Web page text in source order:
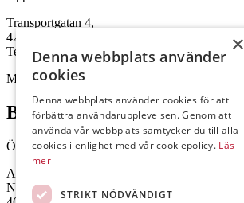
Transportgatan 4,
422 46 Hisings Backa
Telefon: 0708-115352
Mejl: Se flik längst ner till höger.
Brålanda
Öppettider: 07:00-16:00
Andrésen Maskin i Brålanda AB
Nuntorp 301
×
Denna webbplats använder
cookies
Denna webbplats använder cookies för att
förbättra användarupplevelsen. Genom att
använda vår webbplats samtycker du till alla
cookies i enlighet med vår cookiepolicy. Läs
mer
STRIKT NÖDVÄNDIGT